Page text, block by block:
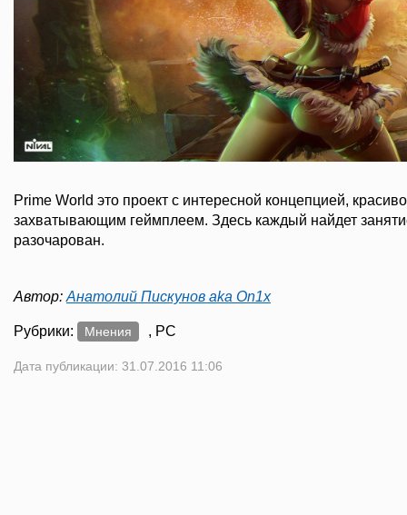
Prime World это проект с интересной концепцией,
захватывающим геймплеем. Здесь каждый найдет
разочарован.
Автор: Анатолий Пискунов aka On1x
Рубрики: Мнения , PC
Дата публикации: 31.07.2016 11:06